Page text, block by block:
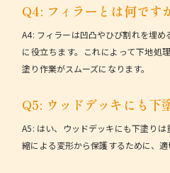
Q4: フィラーとは何です
A4: フィラーは凹凸やひび割れを埋
に役立ちます。これによって下地処
塗り作業がスムーズになります。
Q5: ウッドデッキにも下
A5: はい、ウッドデッキにも下塗り
縮による変形から保護するために、適